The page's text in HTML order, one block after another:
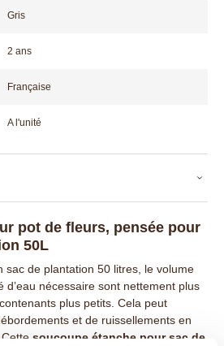
pot de fleurs, pensée pour
50L
sac de plantation 50 litres, le volume
d’eau nécessaire sont nettement plus
plus petits. Cela peut
et de ruissellements en
soucoupe étanche pour sac de
Gris
2 ans
Française
A l'unité